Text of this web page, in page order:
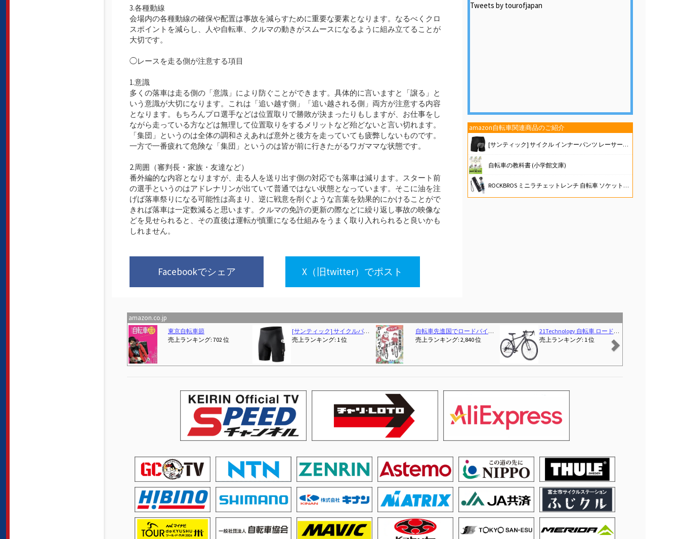
3.各種動線
会場内の各種動線の確保や配置は事故を減らすために重要な要素となります。なるべくクロ
スポイントを減らし、人や自転車、クルマの動きがスムースになるように組み立てることが
大切です。
◯レースを走る側が注意する項目
1.意識
多くの落車は走る側の「意識」により防ぐことができます。具体的に言いますと「譲る」と
いう意識が大切になります。これは「追い越す側」「追い越される側」両方が注意する内容
となります。もちろんプロ選手などは位置取りで勝敗が決まったりもしますが、お仕事をし
ながら走っている方などは無理して位置取りをするメリットなど殆どないと言い切れます。
「集団」というのは全体の調和さえあれば意外と後方を走っていても疲弊しないものです。
一方で一番疲れて危険な「集団」というのは皆が前に行きたがるワガママな状態です。
2.周囲（審判長・家族・友達など）
番外編的な内容となりますが、走る人を送り出す側の対応でも落車は減ります。スタート前
の選手というのはアドレナリンが出ていて普通ではない状態となっています。そこに油を注
げば落車祭りになる可能性は高まり、逆に戦意を削ぐような言葉を効果的にかけることがで
きれば落車は一定数減ると思います。クルマの免許の更新の際などに繰り返し事故の映像な
どを見せられると、その直後は運転が慎重になる仕組みをうまく取り入れられると良いかも
しれません。
Facebookでシェア X（旧twitter）でポスト
Tweets by tourofjapan
amazon自転車関連商品のご紹介
[サンティック] サイクル インナーパンツ レーサーパンツ パッド付 サイクリングウェア ロードバイク 自転車
自転車の教科書 (小学館文庫)
ROCKBROS ミニラチェットレンチ 自転車 ソケットレンチ コンパクト 持ち運び便利 1/4インチ 機械式 H2.5/H3/H4/H5/H6/PH2/SL4/T25 8in1セット 耐久性 合金鋼 簡単操作 自転車整備 メンテナンス用 機械点検 補修 マルチツール ロードバイク MTB クロスバイク 折りたたみ自転車
amazon.co.jp
[サンティック] サイクルパンツ メンズ レーサーパンツ サイクリング ロードバイク インナー 自転車 サイクルウエア パッド付 春 夏 吸汗速乾(ブラック M)
自転車先進国でロードバイク始めてみた２巻
(2025-05-21T10:13:06.071-00:00)
売上ランキング: 2,840 位
21Technology 自転車 ロードバイク 700c ジェットブラック 700×28c シマノ14段変速ギヤ ドロップハンドル 補助ブレーキ搭載 前後キャリパーブレーキ
売上ランキング: 1 位
ROCKBROS ミニラチェットレンチ 自転車 ソケットレンチ コンパクト 持ち運び便利 1/4インチ 機械式 H2.5/H3/H4/H5/H6/PH2/SL4/T25 8in1セット 耐久性 合金鋼 簡単操作 自転車整備 メンテナンス用 機械点検 補修 マルチツール ロードバイク MTB クロスバイク 折りたたみ自転車
売上ランキング: 9 位
SM SunniMix 全12カラー 1/10スケール 自転車玩具 ダイキャストバイクモデル, 黒#1
売上ランキング: 2,760 位
Previous Next